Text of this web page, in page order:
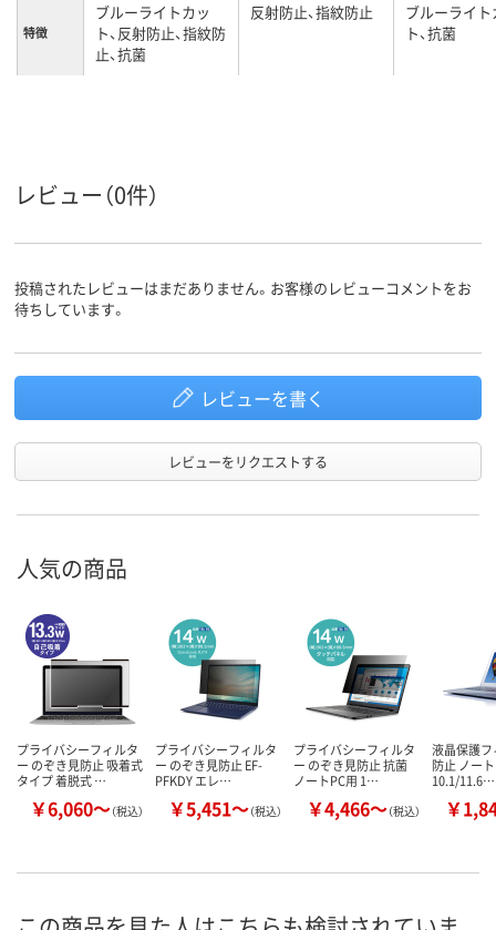
特徴
ブルーライトカッ
ト、反射防止、指紋防
止、抗菌
反射防止、指紋防止
ブルーライト
ト、抗菌
レビュー（0件）
投稿されたレビューはまだありません。お客様のレビューコメントをお
待ちしています。
レビューを書く
レビューをリクエストする
人気の商品
プライバシーフィルタ
ー のぞき見防止 吸着式
タイプ 着脱式 …
￥6,060～（税込）
プライバシーフィルタ
ー のぞき見防止 EF-
PFKDY エレ…
￥5,451～（税込）
プライバシーフィルタ
ー のぞき見防止 抗菌
ノートPC用 1…
￥4,466～（税込）
液晶保護
防止 ノー
10.1/11.6…
￥